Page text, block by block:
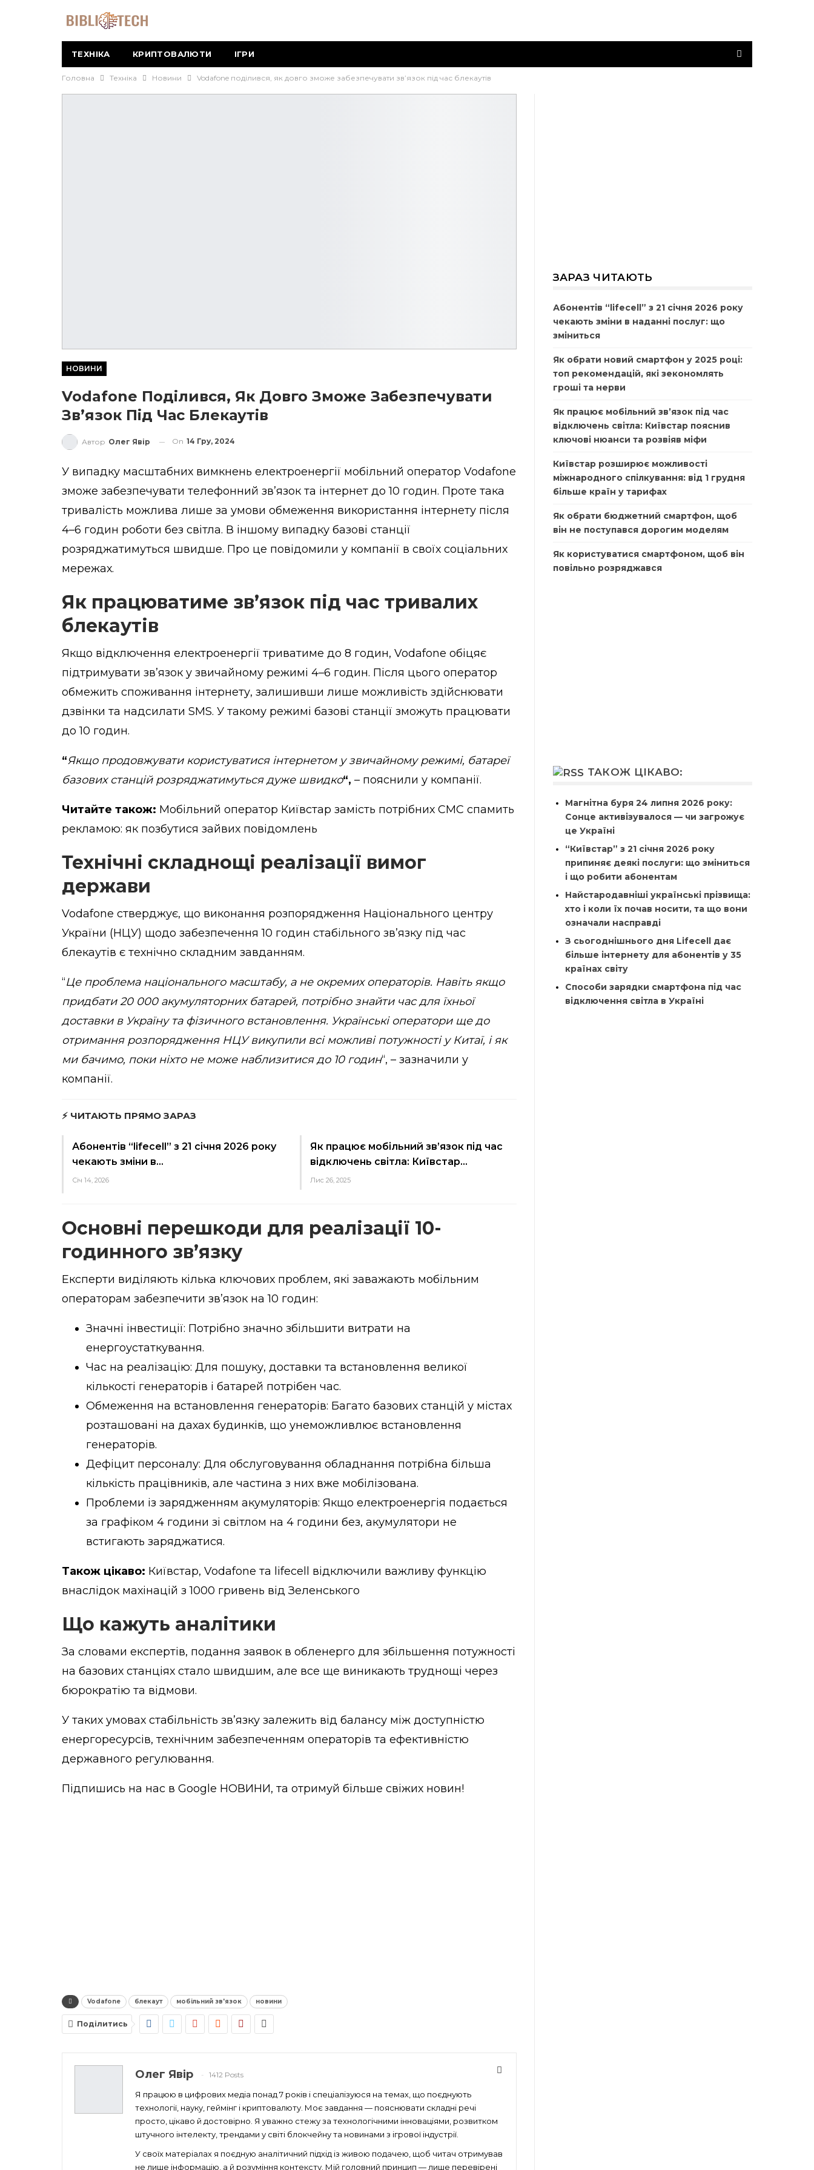
ТЕХНІКА КРИПТОВАЛЮТИ ІГРИ
Головна Техніка Новини Vodafone поділився, як довго зможе забезпечувати зв’язок під час блекаутів
НОВИНИ
Vodafone Поділився, Як Довго Зможе Забезпечувати
Зв’язок Під Час Блекаутів
Автор Олег Явір On 14 Гру, 2024
У випадку масштабних вимкнень електроенергії мобільний оператор Vodafone
зможе забезпечувати телефонний зв’язок та інтернет до 10 годин. Проте така
тривалість можлива лише за умови обмеження використання інтернету після
4–6 годин роботи без світла. В іншому випадку базові станції
розряджатимуться швидше. Про це повідомили у компанії в своїх соціальних
мережах.
Як працюватиме зв’язок під час тривалих
блекаутів
Якщо відключення електроенергії триватиме до 8 годин, Vodafone обіцяє
підтримувати зв’язок у звичайному режимі 4–6 годин. Після цього оператор
обмежить споживання інтернету, залишивши лише можливість здійснювати
дзвінки та надсилати SMS. У такому режимі базові станції зможуть працювати
до 10 годин.
“Якщо продовжувати користуватися інтернетом у звичайному режимі, батареї
базових станцій розряджатимуться дуже швидко“, – пояснили у компанії.
Читайте також: Мобільний оператор Київстар замість потрібних СМС спамить
рекламою: як позбутися зайвих повідомлень
Технічні складнощі реалізації вимог
держави
Vodafone стверджує, що виконання розпорядження Національного центру
України (НЦУ) щодо забезпечення 10 годин стабільного зв’язку під час
блекаутів є технічно складним завданням.
“Це проблема національного масштабу, а не окремих операторів. Навіть якщо
придбати 20 000 акумуляторних батарей, потрібно знайти час для їхньої
доставки в Україну та фізичного встановлення. Українські оператори ще до
отримання розпорядження НЦУ викупили всі можливі потужності у Китаї, і як
ми бачимо, поки ніхто не може наблизитися до 10 годин“, – зазначили у
компанії.
⚡ ЧИТАЮТЬ ПРЯМО ЗАРАЗ
Абонентів “lifecell” з 21 січня 2026 року
чекають зміни в…
Січ 14, 2026
Як працює мобільний зв’язок під час
відключень світла: Київстар…
Лис 26, 2025
Основні перешкоди для реалізації 10-
годинного зв’язку
Експерти виділяють кілька ключових проблем, які заважають мобільним
операторам забезпечити зв’язок на 10 годин:
Значні інвестиції: Потрібно значно збільшити витрати на
енергоустаткування.
Час на реалізацію: Для пошуку, доставки та встановлення великої
кількості генераторів і батарей потрібен час.
Обмеження на встановлення генераторів: Багато базових станцій у містах
розташовані на дахах будинків, що унеможливлює встановлення
генераторів.
Дефіцит персоналу: Для обслуговування обладнання потрібна більша
кількість працівників, але частина з них вже мобілізована.
Проблеми із зарядженням акумуляторів: Якщо електроенергія подається
за графіком 4 години зі світлом на 4 години без, акумулятори не
встигають заряджатися.
Також цікаво: Київстар, Vodafone та lifecell відключили важливу функцію
внаслідок махінацій з 1000 гривень від Зеленського
Що кажуть аналітики
За словами експертів, подання заявок в обленерго для збільшення потужності
на базових станціях стало швидшим, але все ще виникають труднощі через
бюрократію та відмови.
У таких умовах стабільність зв’язку залежить від балансу між доступністю
енергоресурсів, технічним забезпеченням операторів та ефективністю
державного регулювання.
Підпишись на нас в Google НОВИНИ, та отримуй більше свіжих новин!
Vodafone блекаут мобільний зв'язок новини
Поділитись
Олег Явір 1412 Posts
Я працюю в цифрових медіа понад 7 років і спеціалізуюся на темах, що поєднують
технології, науку, геймінг і криптовалюту. Моє завдання — пояснювати складні речі
просто, цікаво й достовірно. Я уважно стежу за технологічними інноваціями, розвитком
штучного інтелекту, трендами у світі блокчейну та новинами з ігрової індустрії.
У своїх матеріалах я поєдную аналітичний підхід із живою подачею, щоб читач отримував
не лише інформацію, а й розуміння контексту. Мій головний принцип — лише перевірені
ЗАРАЗ ЧИТАЮТЬ
Абонентів “lifecell” з 21 січня 2026 року
чекають зміни в наданні послуг: що
зміниться
Як обрати новий смартфон у 2025 році:
топ рекомендацій, які зекономлять
гроші та нерви
Як працює мобільний зв’язок під час
відключень світла: Київстар пояснив
ключові нюанси та розвіяв міфи
Київстар розширює можливості
міжнародного спілкування: від 1 грудня
більше країн у тарифах
Як обрати бюджетний смартфон, щоб
він не поступався дорогим моделям
Як користуватися смартфоном, щоб він
повільно розряджався
ТАКОЖ ЦІКАВО:
Магнітна буря 24 липня 2026 року:
Сонце активізувалося — чи загрожує
це Україні
“Київстар” з 21 січня 2026 року
припиняє деякі послуги: що зміниться
і що робити абонентам
Найстародавніші українські прізвища:
хто і коли їх почав носити, та що вони
означали насправді
З сьогоднішнього дня Lifecell дає
більше інтернету для абонентів у 35
країнах світу
Способи зарядки смартфона під час
відключення світла в Україні